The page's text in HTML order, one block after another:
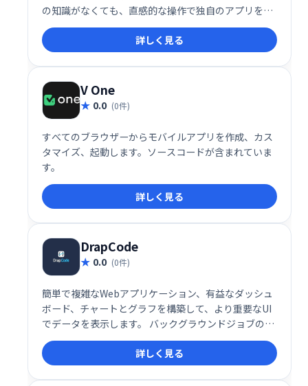
の知識がなくても、直感的な操作で独自のアプリを開
発できます。デザインテンプレートや豊富な機能を活
用し、ビジネスアプリやパーソナルアプリなど、様々
な目的に合わせたアプリ制作が可能です。 迅速な開発
と低コストで、アプリによるビジネス拡大や効率化を
実現しましょう。
詳しく見る
V One
0.0 (0件)
すべてのブラウザーからモバイルアプリを作成、カス
タマイズ、起動します。ソースコードが含まれていま
す。
詳しく見る
DrapCode
0.0 (0件)
簡単で複雑なWebアプリケーション、有益なダッシュ
ボード、チャートとグラフを構築して、より重要なUI
でデータを表示します。 バックグラウンドジョブの実
行、外部API呼び出し、セキュアなSSLレイヤーを介し
たデータの送受信。 ユーザーのさまざまな階層などの
役割と権限、およびアクセス制御を管理します。
詳しく見る